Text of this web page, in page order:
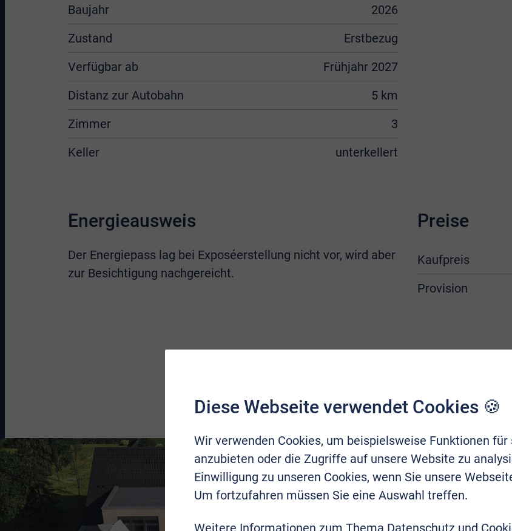
Baujahr
2026
Zustand
Erstbezug
Verfügbar ab
Frühjahr 2027
Distanz zur Autobahn
5 km
Zimmer
3
Keller
unterkellert
Energieausweis
Der Energiepass lag bei Exposéerstellung nicht vor, wird aber
zur Besichtigung nachgereicht.
Preise
Kaufpreis
Provision
Diese Webseite verwendet Cookies 🍪
Wir verwenden Cookies, um beispielsweise Funktionen für
anzubieten oder die Zugriffe auf unsere Website zu
Einwilligung zu unseren Cookies, wenn Sie unsere
Um fortzufahren müssen Sie eine Auswahl treffen.
Weitere Informationen zum Thema Datenschutz und